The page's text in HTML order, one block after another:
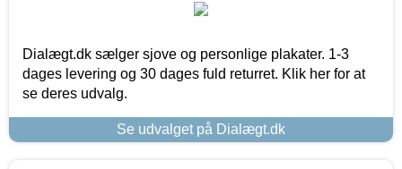
Dialægt.dk sælger sjove og personlige plakater. 1-3
dages levering og 30 dages fuld returret. Klik her for at
se deres udvalg.
Se udvalget på Dialægt.dk